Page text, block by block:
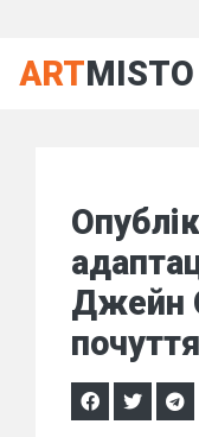
ARTMISTO
Джейн